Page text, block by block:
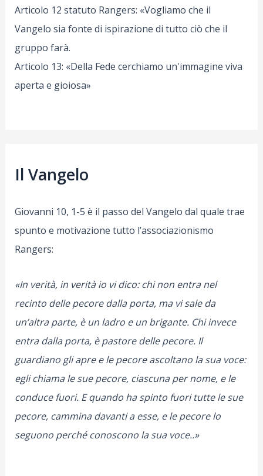
Articolo 12 statuto Rangers: «Vogliamo che il
Vangelo sia fonte di ispirazione di tutto ciò che il
gruppo farà.
Articolo 13: «Della Fede cerchiamo un'immagine viva
aperta e gioiosa»
Il Vangelo
Giovanni 10, 1-5 è il passo del Vangelo dal quale trae
spunto e motivazione tutto l’associazionismo
Rangers:
«In verità, in verità io vi dico: chi non entra nel
recinto delle pecore dalla porta, ma vi sale da
un’altra parte, è un ladro e un brigante. Chi invece
entra dalla porta, è pastore delle pecore. Il
guardiano gli apre e le pecore ascoltano la sua voce:
egli chiama le sue pecore, ciascuna per nome, e le
conduce fuori. E quando ha spinto fuori tutte le sue
pecore, cammina davanti a esse, e le pecore lo
seguono perché conoscono la sua voce..»